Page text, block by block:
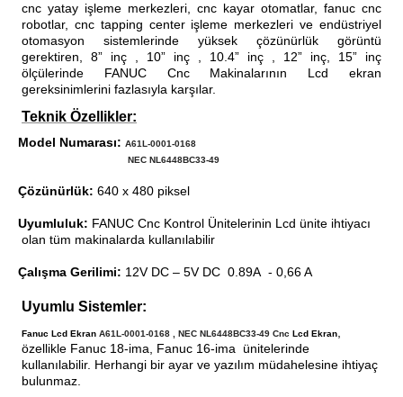
cnc yatay işleme merkezleri, cnc kayar otomatlar, fanuc cnc
robotlar, cnc tapping center işleme merkezleri ve endüstriyel
otomasyon sistemlerinde yüksek çözünürlük görüntü
gerektiren, 8” inç , 10” inç , 10.4” inç , 12” inç, 15” inç
ölçülerinde FANUC Cnc Makinalarının Lcd ekran
gereksinimlerini fazlasıyla karşılar.
Teknik Özellikler:
Model Numarası: A61L-0001-0168
NEC NL6448BC33-49
Çözünürlük: 640 x 480 piksel
Uyumluluk: FANUC Cnc Kontrol Ünitelerinin Lcd ünite ihtiyacı
olan tüm makinalarda kullanılabilir
Çalışma Gerilimi: 12V DC – 5V DC 0.89A - 0,66 A
Uyumlu Sistemler:
Fanuc Lcd Ekran A61L-0001-0168 , NEC NL6448BC33-49 Cnc Lcd Ekran
özellikle Fanuc 18-ima, Fanuc 16-ima ünitelerinde
kullanılabilir. Herhangi bir ayar ve yazılım müdahelesine ihtiyaç
bulunmaz.